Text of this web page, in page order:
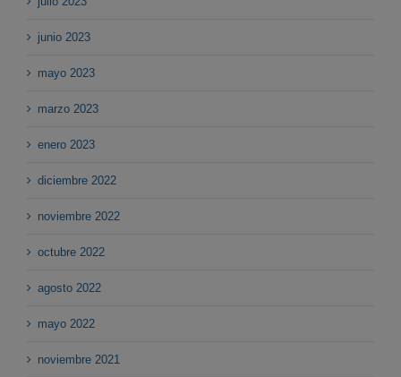
junio 2023
mayo 2023
marzo 2023
enero 2023
diciembre 2022
noviembre 2022
octubre 2022
agosto 2022
mayo 2022
noviembre 2021